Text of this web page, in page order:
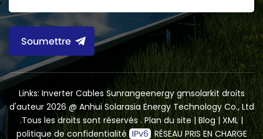
Soumettre
Links: Inverter Cables Sunrangeenergy gmsolarkit droits
d'auteur 2026 @ Anhui Solarasia Energy Technology Co., Ltd
.Tous les droits sont réservés . Plan du site|Blog| XML|
politique de confidentialité
RÉSEAU PRIS EN CHARGE